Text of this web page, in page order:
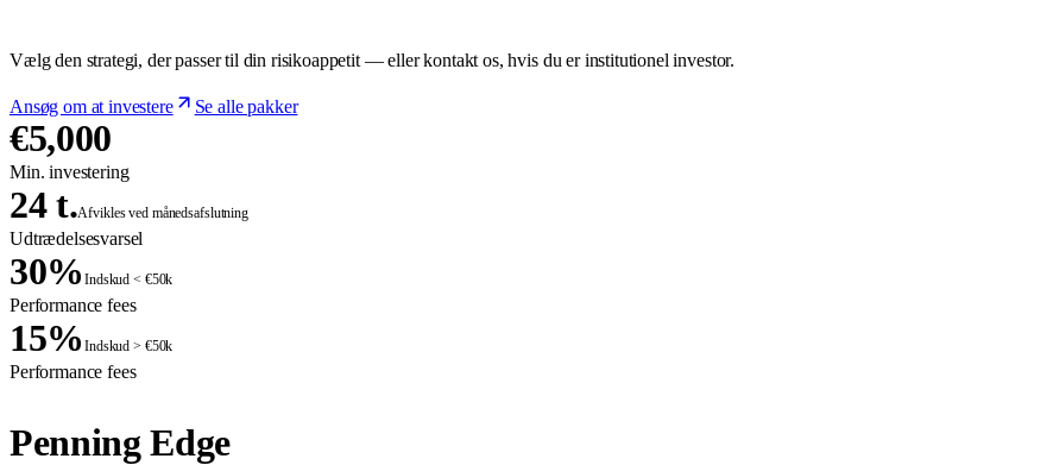
Vælg den strategi, der passer til din risikoappetit — eller kontakt os, hvis du er institutionel investor.
Ansøg om at investere Se alle pakker
€5,000
Min. investering
24 t.Afvikles ved månedsafslutning
Udtrædelsesvarsel
30%Indskud < €50k
Performance fees
15%Indskud > €50k
Performance fees
Penning Edge